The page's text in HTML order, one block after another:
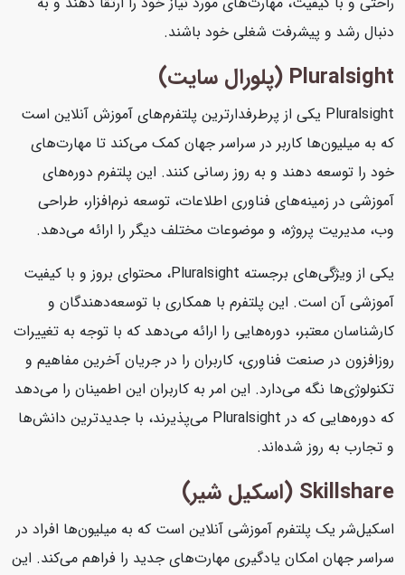
دنبال رشد و پیشرفت شغلی خود باشند.
Pluralsight (پلورال سایت)
Pluralsight یکی از پرطرفدارترین پلتفرم‌های آموزش آنلاین است
که به میلیون‌ها کاربر در سراسر جهان کمک می‌کند تا مهارت‌های
خود را توسعه دهند و به روز رسانی کنند. این پلتفرم دوره‌های
آموزشی در زمینه‌های فناوری اطلاعات، توسعه نرم‌افزار، طراحی
وب، مدیریت پروژه، و موضوعات مختلف دیگر را ارائه می‌دهد.
یکی از ویژگی‌های برجسته Pluralsight، محتوای بروز و با کیفیت
آموزشی آن است. این پلتفرم با همکاری با توسعه‌دهندگان و
کارشناسان معتبر، دوره‌هایی را ارائه می‌دهد که با توجه به تغییرات
روزافزون در صنعت فناوری، کاربران را در جریان آخرین مفاهیم و
تکنولوژی‌ها نگه می‌دارد. این امر به کاربران این اطمینان را می‌دهد
که دوره‌هایی که در Pluralsight می‌پذیرند، با جدیدترین دانش‌ها
و تجارب به روز شده‌اند.
Skillshare (اسکیل شیر)
اسکیل‌شر یک پلتفرم آموزشی آنلاین است که به میلیون‌ها افراد در
سراسر جهان امکان یادگیری مهارت‌های جدید را فراهم می‌کند. این